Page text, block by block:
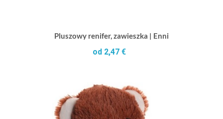
Pluszowy renifer, zawieszka | Enni
od 2,47 €